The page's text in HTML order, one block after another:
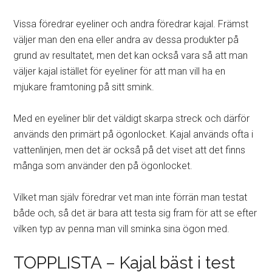
Vissa föredrar eyeliner och andra föredrar kajal. Främst
väljer man den ena eller andra av dessa produkter på
grund av resultatet, men det kan också vara så att man
väljer kajal istället för eyeliner för att man vill ha en
mjukare framtoning på sitt smink.
Med en eyeliner blir det väldigt skarpa streck och därför
används den primärt på ögonlocket. Kajal används ofta i
vattenlinjen, men det är också på det viset att det finns
många som använder den på ögonlocket.
Vilket man själv föredrar vet man inte förrän man testat
både och, så det är bara att testa sig fram för att se efter
vilken typ av penna man vill sminka sina ögon med.
TOPPLISTA – Kajal bäst i test